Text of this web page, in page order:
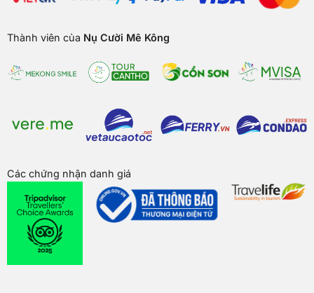
Thành viên của Nụ Cười Mê Kông
Các chứng nhận danh giá